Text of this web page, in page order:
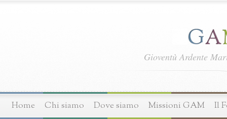
Gioventù Ardente
Home Chi siamo Dove siamo Missioni GAM Il